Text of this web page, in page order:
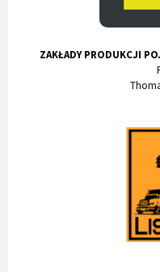
ZAKŁADY PRODUKCJI